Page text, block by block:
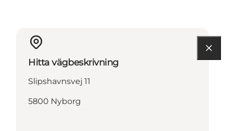
Hitta vägbeskrivning
Slipshavnsvej 11
5800 Nyborg